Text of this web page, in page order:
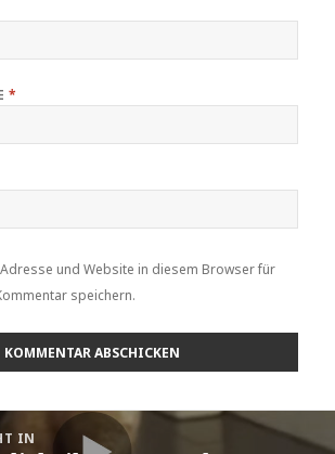
*
Adresse und Website in diesem Browser für
speichern.
IN